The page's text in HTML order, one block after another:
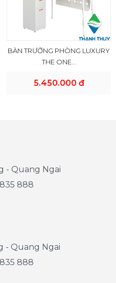
BÀN TRƯỞNG PHÒNG LUXURY
THE ONE...
5.450.000 đ
- Quang Ngai
888
- Quang Ngai
888